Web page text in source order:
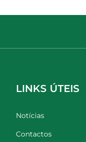
LINKS ÚTEIS
Notícias
Contactos